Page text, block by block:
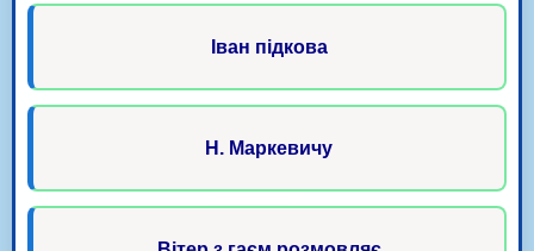
Іван підкова
Н. Маркевичу